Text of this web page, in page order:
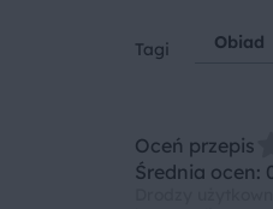
Tagi Obiad
Oceń przepis
Średnia ocen:
Drodzy